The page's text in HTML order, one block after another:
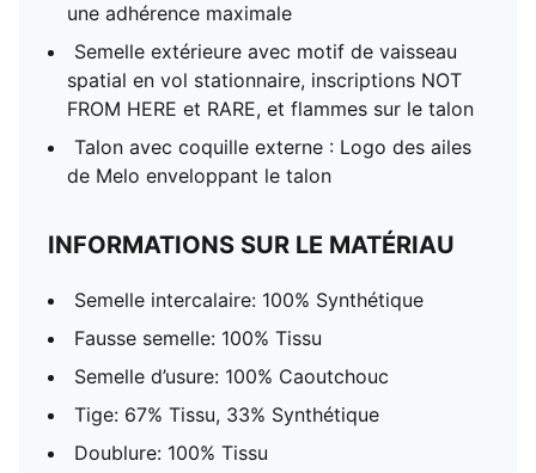
une adhérence maximale
Semelle extérieure avec motif de vaisseau
spatial en vol stationnaire, inscriptions NOT
FROM HERE et RARE, et flammes sur le talon
Talon avec coquille externe : Logo des ailes
de Melo enveloppant le talon
INFORMATIONS SUR LE MATÉRIAU
Semelle intercalaire: 100% Synthétique
Fausse semelle: 100% Tissu
Semelle d’usure: 100% Caoutchouc
Tige: 67% Tissu, 33% Synthétique
Doublure: 100% Tissu